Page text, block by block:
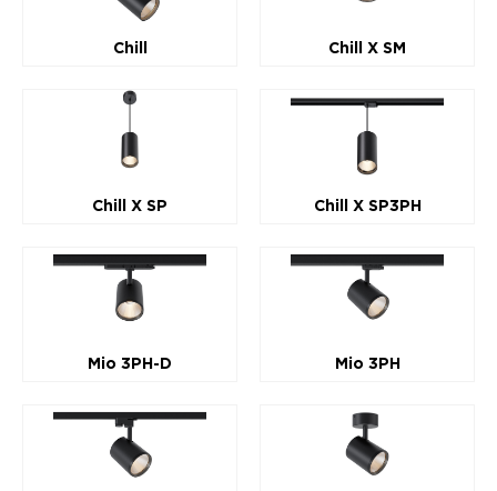
Наружные светильники
Подвесные светильники
Chill Chill X SM
Chill X SP Chill X SP3PH
Mio 3PH-D Mio 3PH